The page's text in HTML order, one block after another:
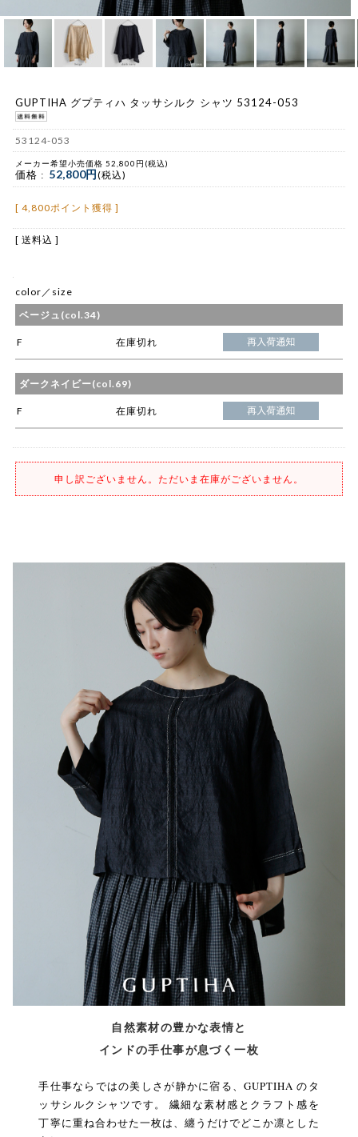
GUPTIHA グプティハ タッサシルク シャツ 53124-053
53124-053
メーカー希望小売価格 52,800円(税込)
価格 : 52,800円 (税込)
[ 4,800ポイント獲得 ]
[ 送料込 ]
color／size
ベージュ(col.34)
F 在庫切れ
ダークネイビー(col.69)
F 在庫切れ
申し訳ございません。ただいま在庫がございません。
自然素材の豊かな表情と
インドの手仕事が息づく一枚
手仕事ならではの美しさが静かに宿る、GUPTIHA のタ
ッサシルクシャツです。 繊細な素材感とクラフト感を
丁寧に重ね合わせた一枚は、纏うだけでどこか凛とした